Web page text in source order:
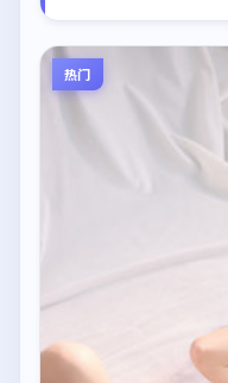
热门